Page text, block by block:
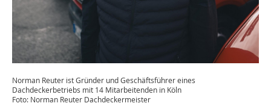
Norman Reuter ist Gründer und Geschäftsführer eines
Dachdeckerbetriebs mit 14 Mitarbeitenden in Köln
Foto: Norman Reuter ­Dachdeckermeister